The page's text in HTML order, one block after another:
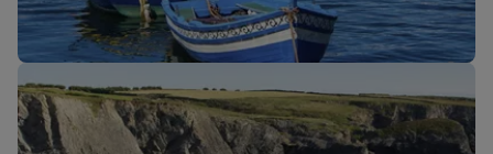
Nouveaux trajets